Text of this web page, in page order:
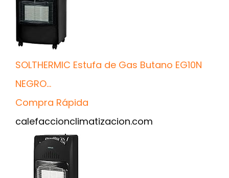
SOLTHERMIC Estufa de Gas Butano EG10N
NEGRO...
Compra Rápida
calefaccionclimatizacion.com